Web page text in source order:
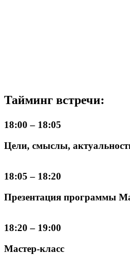
Тайминг встречи:
18:00 – 18:05
Цели, смыслы,
18:05 – 18:20
Презентация программы
18:20 – 19:00
Мастер-класс